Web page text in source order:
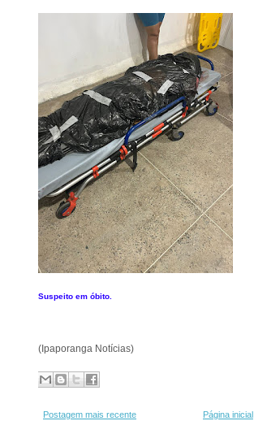
Suspeito em óbito.
(Ipaporanga Notícias)
Postagem mais recente Página inicial